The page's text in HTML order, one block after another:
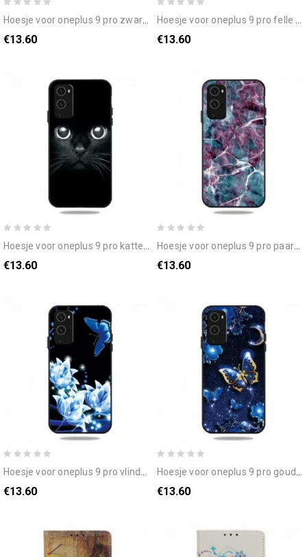
hoesje voor oneplus 9 pro zwarte en witte tijger
€13.60
hoesje voor oneplus 9 pro felle leeuw
€13.60
hoesje voor oneplus 9 pro kattenogen
€13.60
hoesje voor oneplus 9 pro paars marmer
€13.60
hoesje voor oneplus 9 pro vlinder en blauwe bloemen
€13.60
hoesje voor oneplus 9 pro gouden vlinder
€13.60